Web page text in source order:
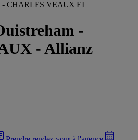
- CHARLES VEAUX EI
-
- Allianz